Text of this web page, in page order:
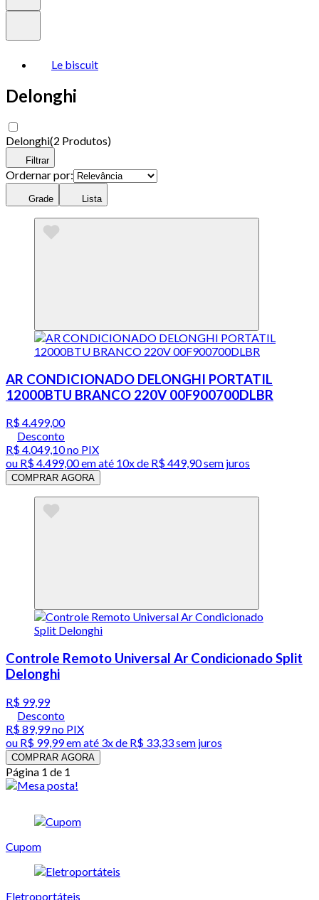
Le biscuit
Delonghi
Delonghi(2 Produtos)
Filtrar
Ordernar por:
Grade Lista
AR CONDICIONADO DELONGHI PORTATIL
12000BTU BRANCO 220V 00F900700DLBR
R$ 4.499,00
Desconto
R$ 4.049,10no PIX
ou R$ 4.499,00em até 10x de R$ 449,90 sem juros
COMPRAR AGORA
Controle Remoto Universal Ar Condicionado Split
Delonghi
R$ 99,99
Desconto
R$ 89,99no PIX
ou R$ 99,99em até 3x de R$ 33,33 sem juros
COMPRAR AGORA
Página 1 de 1
Cupom
Eletroportáteis